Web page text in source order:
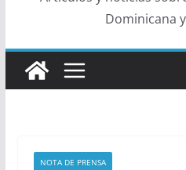
Dominicana
NOTA DE PRENSA